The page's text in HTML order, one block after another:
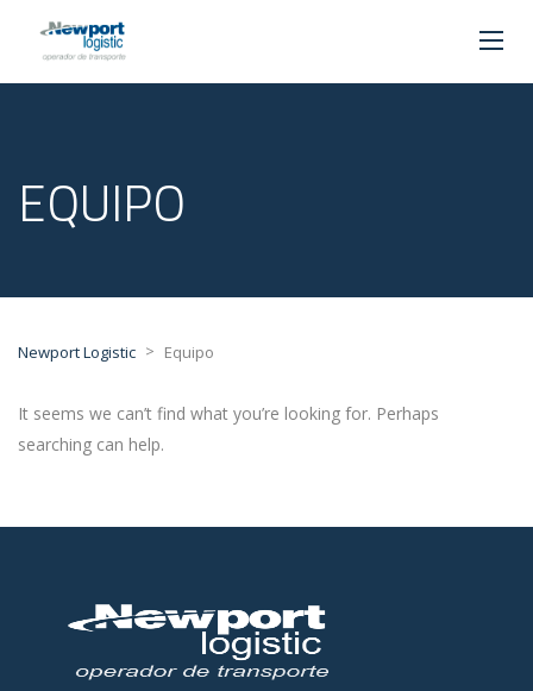
EQUIPO
Newport Logistic > Equipo
It seems we can’t find what you’re looking for. Perhaps
searching can help.